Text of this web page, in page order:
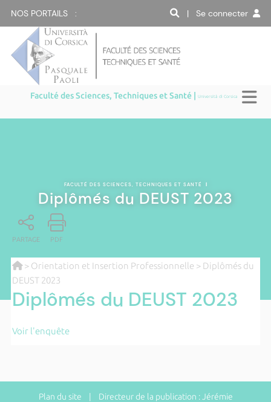
NOS PORTAILS : | Se connecter
Faculté des Sciences, Techniques et Santé |Università di Corsica
FACULTÉ DES SCIENCES, TECHNIQUES ET SANTÉ |
Diplômés du DEUST 2023
PARTAGE PDF
> Orientation et Insertion Professionnelle > Diplômés du
DEUST 2023
Diplômés du DEUST 2023
Voir l'enquête
Plan du site | Directeur de la publication : Jérémie